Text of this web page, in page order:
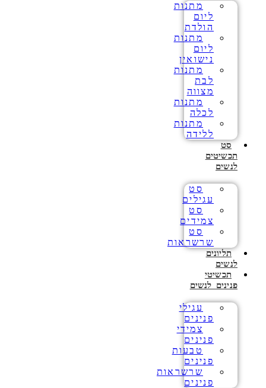
מתנות
ליום
הולדת
מתנות
ליום
נישואין
מתנות
לבת
מצווה
מתנות
לכלה
מתנות
ללידה
סט
תכשיטים
לנשים
סט
עגילים
סט
צמידים
סט
שרשראות
תליונים
לנשים
תכשיטי
פנינים לנשים
עגילי
פנינים
צמידי
פנינים
טבעות
פנינים
שרשראות
פנינים